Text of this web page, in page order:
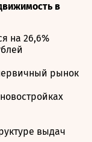
в
на 26,6%
рынок
выдач